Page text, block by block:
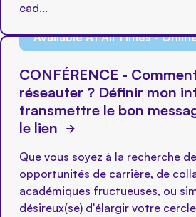
cad...
Available At All Times -
CONFÉRENCE -
réseauter ? Définir mon
transmettre le bon
le lien
Que vous soyez à la recherche
opportunités de carrière, de
académiques fructueuses, ou
désireux(se) d'élargir votre